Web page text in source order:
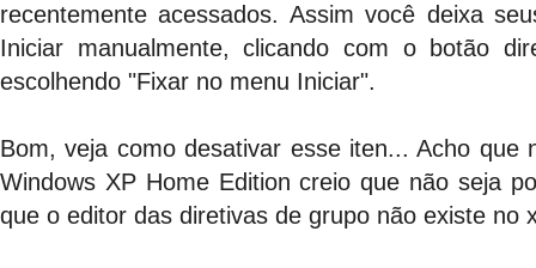
recentemente acessados. Assim você deixa
Iniciar manualmente, clicando com o botão
escolhendo "Fixar no menu Iniciar".
Bom, veja como desativar esse iten... Acho que
Windows XP Home Edition creio que não seja
que o editor das diretivas de grupo não existe no